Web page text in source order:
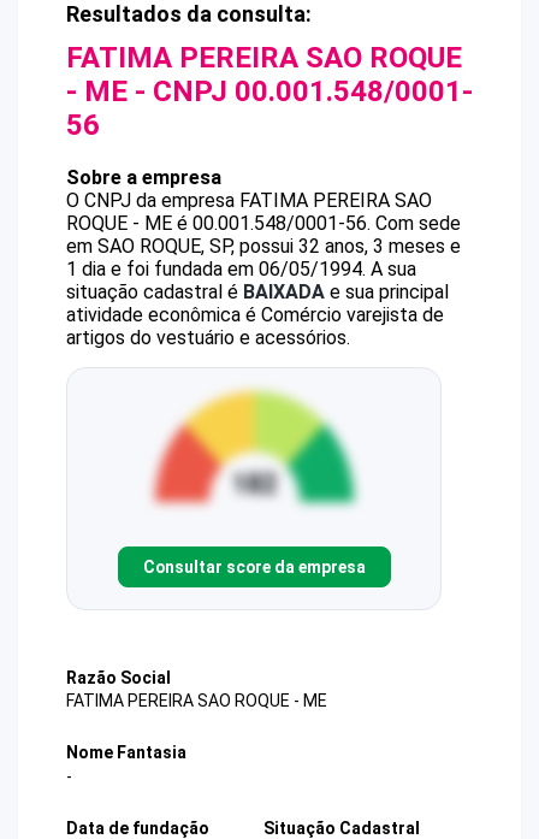
Resultados da consulta:
FATIMA PEREIRA SAO ROQUE
- ME - CNPJ 00.001.548/0001-
56
Sobre a empresa
O CNPJ da empresa FATIMA PEREIRA SAO
ROQUE - ME é 00.001.548/0001-56. Com sede
em SAO ROQUE, SP, possui 32 anos, 3 meses e
1 dia e foi fundada em 06/05/1994. A sua
situação cadastral é BAIXADA e sua principal
atividade econômica é Comércio varejista de
artigos do vestuário e acessórios.
Consultar score da empresa
Razão Social
FATIMA PEREIRA SAO ROQUE - ME
Nome Fantasia
-
Data de fundação
Situação Cadastral